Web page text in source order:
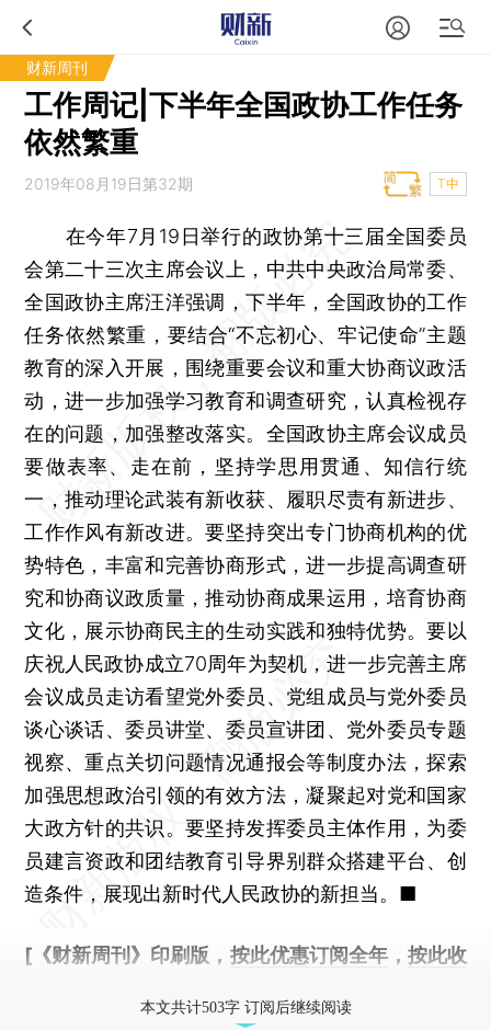
财新周刊
工作周记|下半年全国政协工作任务
依然繁重
2019年08月19日第32期 T中
在今年7月19日举行的政协第十三届全国委员
会第二十三次主席会议上，中共中央政治局常委、
全国政协主席汪洋强调，下半年，全国政协的工作
任务依然繁重，要结合“不忘初心、牢记使命”主题
教育的深入开展，围绕重要会议和重大协商议政活
动，进一步加强学习教育和调查研究，认真检视存
在的问题，加强整改落实。全国政协主席会议成员
要做表率、走在前，坚持学思用贯通、知信行统
一，推动理论武装有新收获、履职尽责有新进步、
工作作风有新改进。要坚持突出专门协商机构的优
势特色，丰富和完善协商形式，进一步提高调查研
究和协商议政质量，推动协商成果运用，培育协商
文化，展示协商民主的生动实践和独特优势。要以
庆祝人民政协成立70周年为契机，进一步完善主席
会议成员走访看望党外委员、党组成员与党外委员
谈心谈话、委员讲堂、委员宣讲团、党外委员专题
视察、重点关切问题情况通报会等制度办法，探索
加强思想政治引领的有效方法，凝聚起对党和国家
大政方针的共识。要坚持发挥委员主体作用，为委
员建言资政和团结教育引导界别群众搭建平台、创
造条件，展现出新时代人民政协的新担当。■
[《财新周刊》印刷版， 按此优惠订阅全年， 按此收
本文共计503字 订阅后继续阅读